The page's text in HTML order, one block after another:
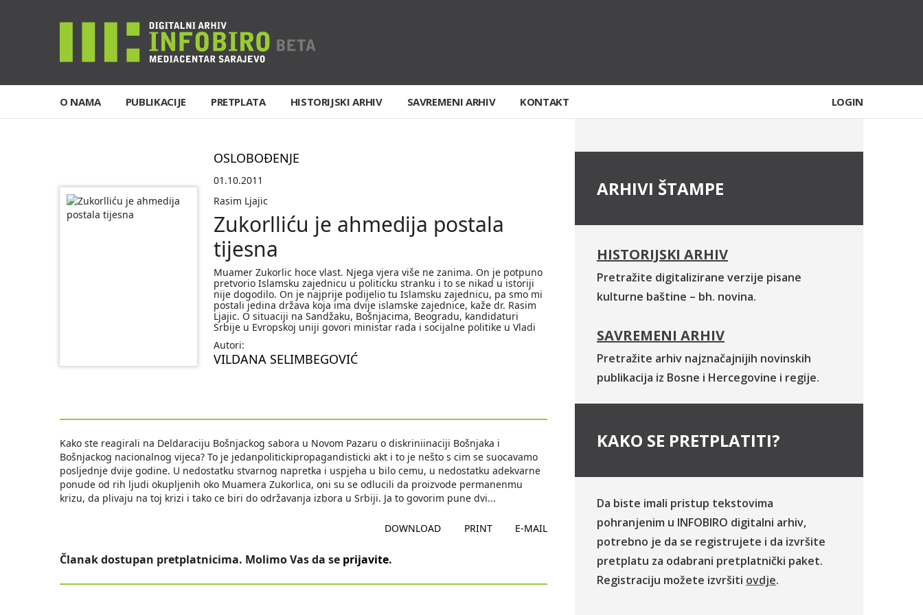
O NAMA PUBLIKACIJE PRETPLATA HISTORIJSKI ARHIV SAVREMENI ARHIV KONTAKT LOGIN
OSLOBOĐENJE
01.10.2011
Rasim Ljajic
Zukorlliću je ahmedija postala
tijesna
Muamer Zukorlic hoce vlast. Njega vjera više ne zanima. On je potpuno
pretvorio Islamsku zajednicu u politicku stranku i to se nikad u istoriji
nije dogodilo. On je najprije podijelio tu Islamsku zajednicu, pa smo mi
postali jedina država koja ima dvije islamske zajednice, kaže dr. Rasim
Ljajic. O situaciji na Sandžaku, Bošnjacima, Beogradu, kandidaturi
Srbije u Evropskoj uniji govori ministar rada i socijalne politike u Vladi
Autori:
VILDANA SELIMBEGOVIĆ
Kako ste reagirali na Deldaraciju Bošnjackog sabora u Novom Pazaru o diskriniinaciji Bošnjaka i
Bošnjackog nacionalnog vijeca? To je jedanpolitickipropagandisticki akt i to je nešto s cim se suocavamo
posljednje dvije godine. U nedostatku stvarnog napretka i uspjeha u bilo cemu, u nedostatku adekvarne
ponude od rih ljudi okupljenih oko Muamera Zukorlica, oni su se odlucili da proizvode permanenmu
krizu, da plivaju na toj krizi i tako ce biri do održavanja izbora u Srbiji. Ja to govorim pune dvi...
DOWNLOAD PRINT E-MAIL
Članak dostupan pretplatnicima. Molimo Vas da se prijavite.
ARHIVI ŠTAMPE
HISTORIJSKI ARHIV
Pretražite digitalizirane verzije pisane
kulturne baštine – bh. novina.
SAVREMENI ARHIV
Pretražite arhiv najznačajnijih novinskih
publikacija iz Bosne i Hercegovine i regije.
KAKO SE PRETPLATITI?
Da biste imali pristup tekstovima
pohranjenim u INFOBIRO digitalni arhiv,
potrebno je da se registrujete i da izvršite
pretplatu za odabrani pretplatnički paket.
Registraciju možete izvršiti ovdje.